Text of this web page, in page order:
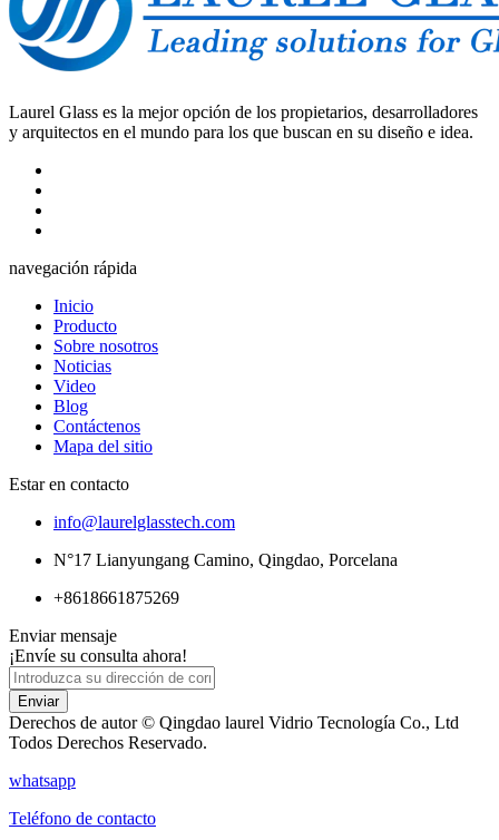
Laurel Glass es la mejor opción de los propietarios, desarrolladores
y arquitectos en el mundo para los que buscan en su diseño e idea.
navegación rápida
Inicio
Producto
Sobre nosotros
Noticias
Video
Blog
Contáctenos
Mapa del sitio
Estar en contacto
info@laurelglasstech.com
N°17 Lianyungang Camino, Qingdao, Porcelana
+8618661875269
Enviar mensaje
¡Envíe su consulta ahora!
Enviar
Derechos de autor © Qingdao laurel Vidrio Tecnología Co., Ltd
Todos Derechos Reservado.
whatsapp
Teléfono de contacto